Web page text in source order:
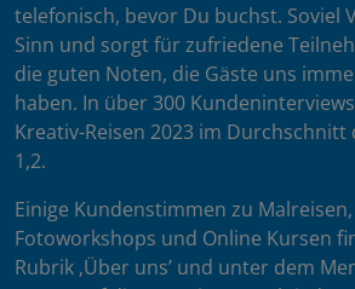
telefonisch, bevor Du buchst. Soviel
Sinn und sorgt für zufriedene
die guten Noten, die Gäste uns
haben. In über 300
Kreativ-Reisen 2023 im
1,2.
Einige Kundenstimmen zu
Fotoworkshops und Online Kursen
Rubrik ‚Über uns’ und unter dem